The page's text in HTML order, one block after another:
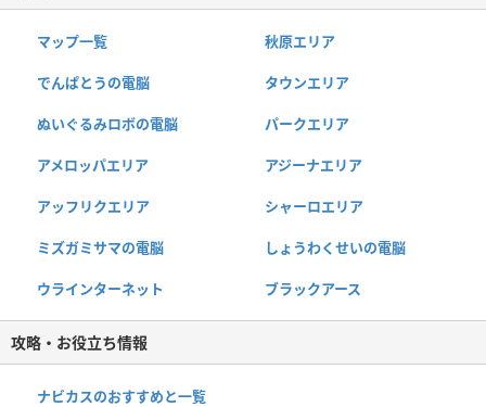
マップ一覧 秋原エリア
でんぱとうの電脳 タウンエリア
ぬいぐるみロボの電脳 パークエリア
アメロッパエリア アジーナエリア
アッフリクエリア シャーロエリア
ミズガミサマの電脳 しょうわくせいの電脳
ウラインターネット ブラックアース
攻略・お役立ち情報
ナビカスのおすすめと一覧